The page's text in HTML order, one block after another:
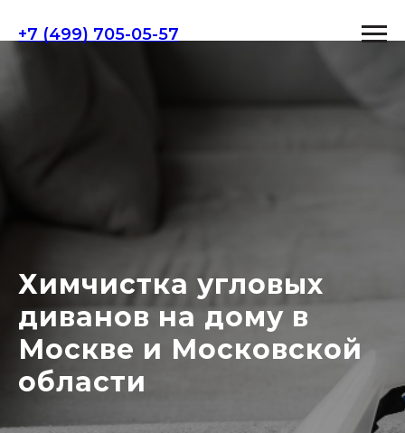
+7 (499) 705-05-57
Химчистка угловых
диванов на дому в
Москве и Московской
области